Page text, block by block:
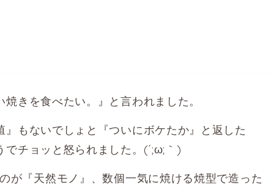
きを食べたい。』と言われました。
』もないでしょと『ついにボケたか』と返した
でチョッと怒られました。(´;ω;｀)
が『天然モノ』、数個一気に焼ける焼型で造った